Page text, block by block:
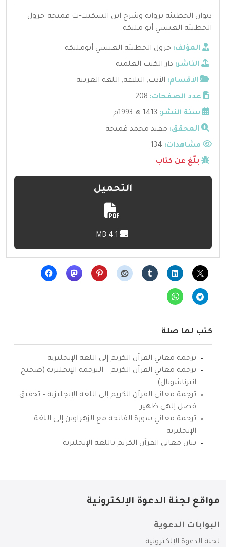
ديوان الحطيئة برواية وشرح ابن السكيت-ت قميحة_جرول
الحطيئة العبسي أبو مليكة
المؤلف: جرول الحطيئة العبسي أبومليكة
الناشر: دار الكتب العلمية
الأقسام: الأدب, البلاغة, اللغة العربية
عدد الصفحات: 208
سنة النشر: 1413 هـ 1993م
المحقق: مفيد محمد قميحة
مشاهدات:
بلّغ عن كتاب
التحميل
كتب لها صلة
ترجمة معاني القرآن الكريم إلى اللغة الإنجليزية
ترجمة معاني القرآن الكريم – الترجمة الإنجليزية (صحيح
انترناشونال)
ترجمة معاني القرآن الكريم إلى اللغة الإنجليزية – تحقيق
فضل إلهي ظهير
ترجمة معاني سورة الفاتحة مع الزهراوين إلى اللغة
الإنجليزية
بيان معاني القرآن الكريم باللغة الإنجليزية
مواقع لجنة الدعوة الإلكترونية
البوابات الدعوية
لجنة الدعوة الإلكترونية